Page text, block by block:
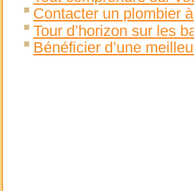
Contacter un plombier
Tour d’horizon sur les
Bénéficier d’une